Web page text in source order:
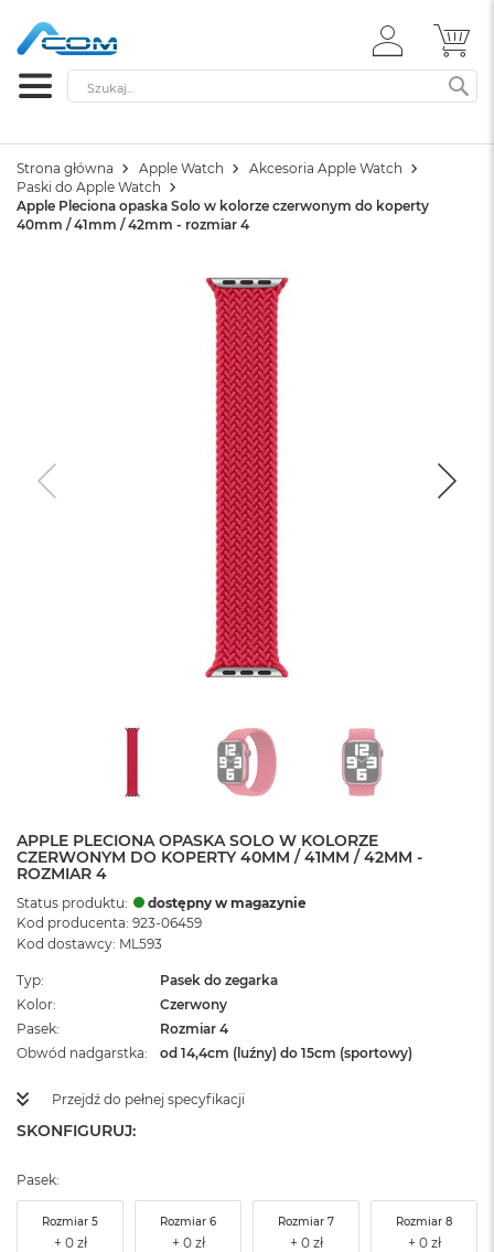
ZALOGUJ
SIĘ
Szukaj
Strona główna Apple Watch
Akcesoria Apple Watch
Paski do Apple Watch
Apple Pleciona opaska Solo w kolorze czerwonym do koperty
40mm / 41mm / 42mm - rozmiar 4
APPLE PLECIONA OPASKA SOLO W KOLORZE
CZERWONYM DO KOPERTY 40MM / 41MM / 42MM -
ROZMIAR 4
Status produktu:
dostępny w magazynie
Kod producenta: 923-06459
Kod dostawcy: ML593
Typ
Pasek do zegarka
Kolor
Czerwony
Pasek
Rozmiar 4
Obwód nadgarstka
od 14,4cm (luźny) do 15cm (sportowy)
Przejdź do pełnej specyfikacji
SKONFIGURUJ:
Pasek:
Rozmiar 5 Rozmiar 6 Rozmiar 7 Rozmiar 8